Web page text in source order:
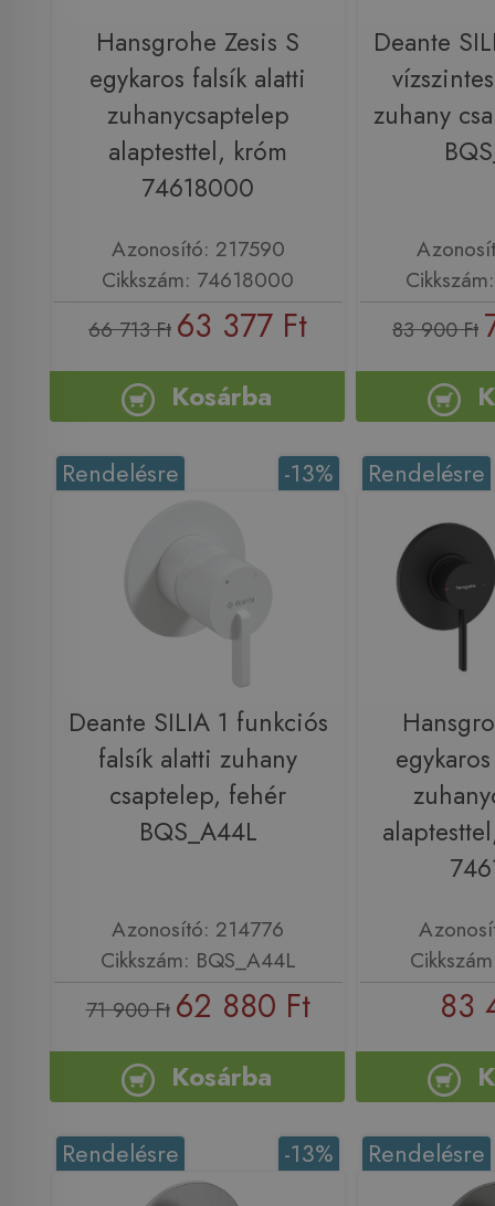
Hansgrohe Zesis S
egykaros falsík alatti
zuhanycsaptelep
alaptesttel, króm
74618000
Azonosító: 217590
Cikkszám: 74618000
66 713 Ft 63 377 Ft
Kosárba
Deante
zuhany
83 900 Ft
-13%
Rendelésre
Deante SILIA 1 funkciós
falsík alatti zuhany
csaptelep, fehér
BQS_A44L
Azonosító: 214776
Cikkszám: BQS_A44L
71 900 Ft 62 880 Ft
Kosárba
Rendelésre
83
-13%
Rendelésre Rendelésre